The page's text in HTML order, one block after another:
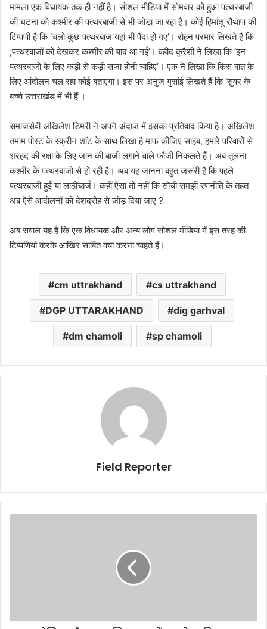
मामला एक विधायक तक ही नहीं है। सोशल मीडिया में सोमवार को हुआ पत्थरबाजी
की घटना को कश्मीर की पत्थरबाजी से भी जोड़ा जा रहा है। कोई हिमांशु रौथाण की
टिप्पणी है कि ‘चलो कुछ पत्थरबाज यहां भी पैदा हो गए’। रोहन परमार लिखते हैं कि
;पत्थरबाजों को देखकर कश्मीर की याद आ गई’। वहीद कुरैशी ने लिखा कि ‘इन
पत्थरबाजों के लिए कड़ी से कड़ी सजा होनी चाहिए’। एक ने लिखा कि किस बात के
लिए आंदोलन चल रहा कोई बताएगा। इस पर अनुज गुसांई लिखते हैं कि ‘सुवर के
बच्चे उत्तराखंड में भी हैं’।
समाजसेवी अखिलेश डिमरी ने अपने अंदाज में इसका प्रतिवाद किया है। अखिलेश
तमाम पोस्ट के स्क्रीन शॉट के साथ लिखा है माफ कीजिए साहब, हमारे परिवारों से
शरहद की रक्षा के लिए जान की बाजी लगाने वाले फौजी निकलते हैं। अब तुलना
कश्मीर के पत्थरबाजों से हो रही है। अब यह जानना बहुत जरूरी है कि पहले
पत्थरबाजी हुई या लाठीचार्ज। कहीं ऐसा तो नहीं कि सोची समझी रणनीति के तहत
अब ऐसे आंदोलनों को देशद्रोह से जोड़ दिया जाए ?
अब सवाल यह है कि एक विधायक और अन्य लोग सोशल मीडिया में इस तरह की
टिप्पणियां करके आखिर साबित क्या करना चाहते हैं।
cm uttrakhand cs uttrakhand
DGP UTTARAKHAND dig garhval
dm chamoli sp chamoli
Field Reporter